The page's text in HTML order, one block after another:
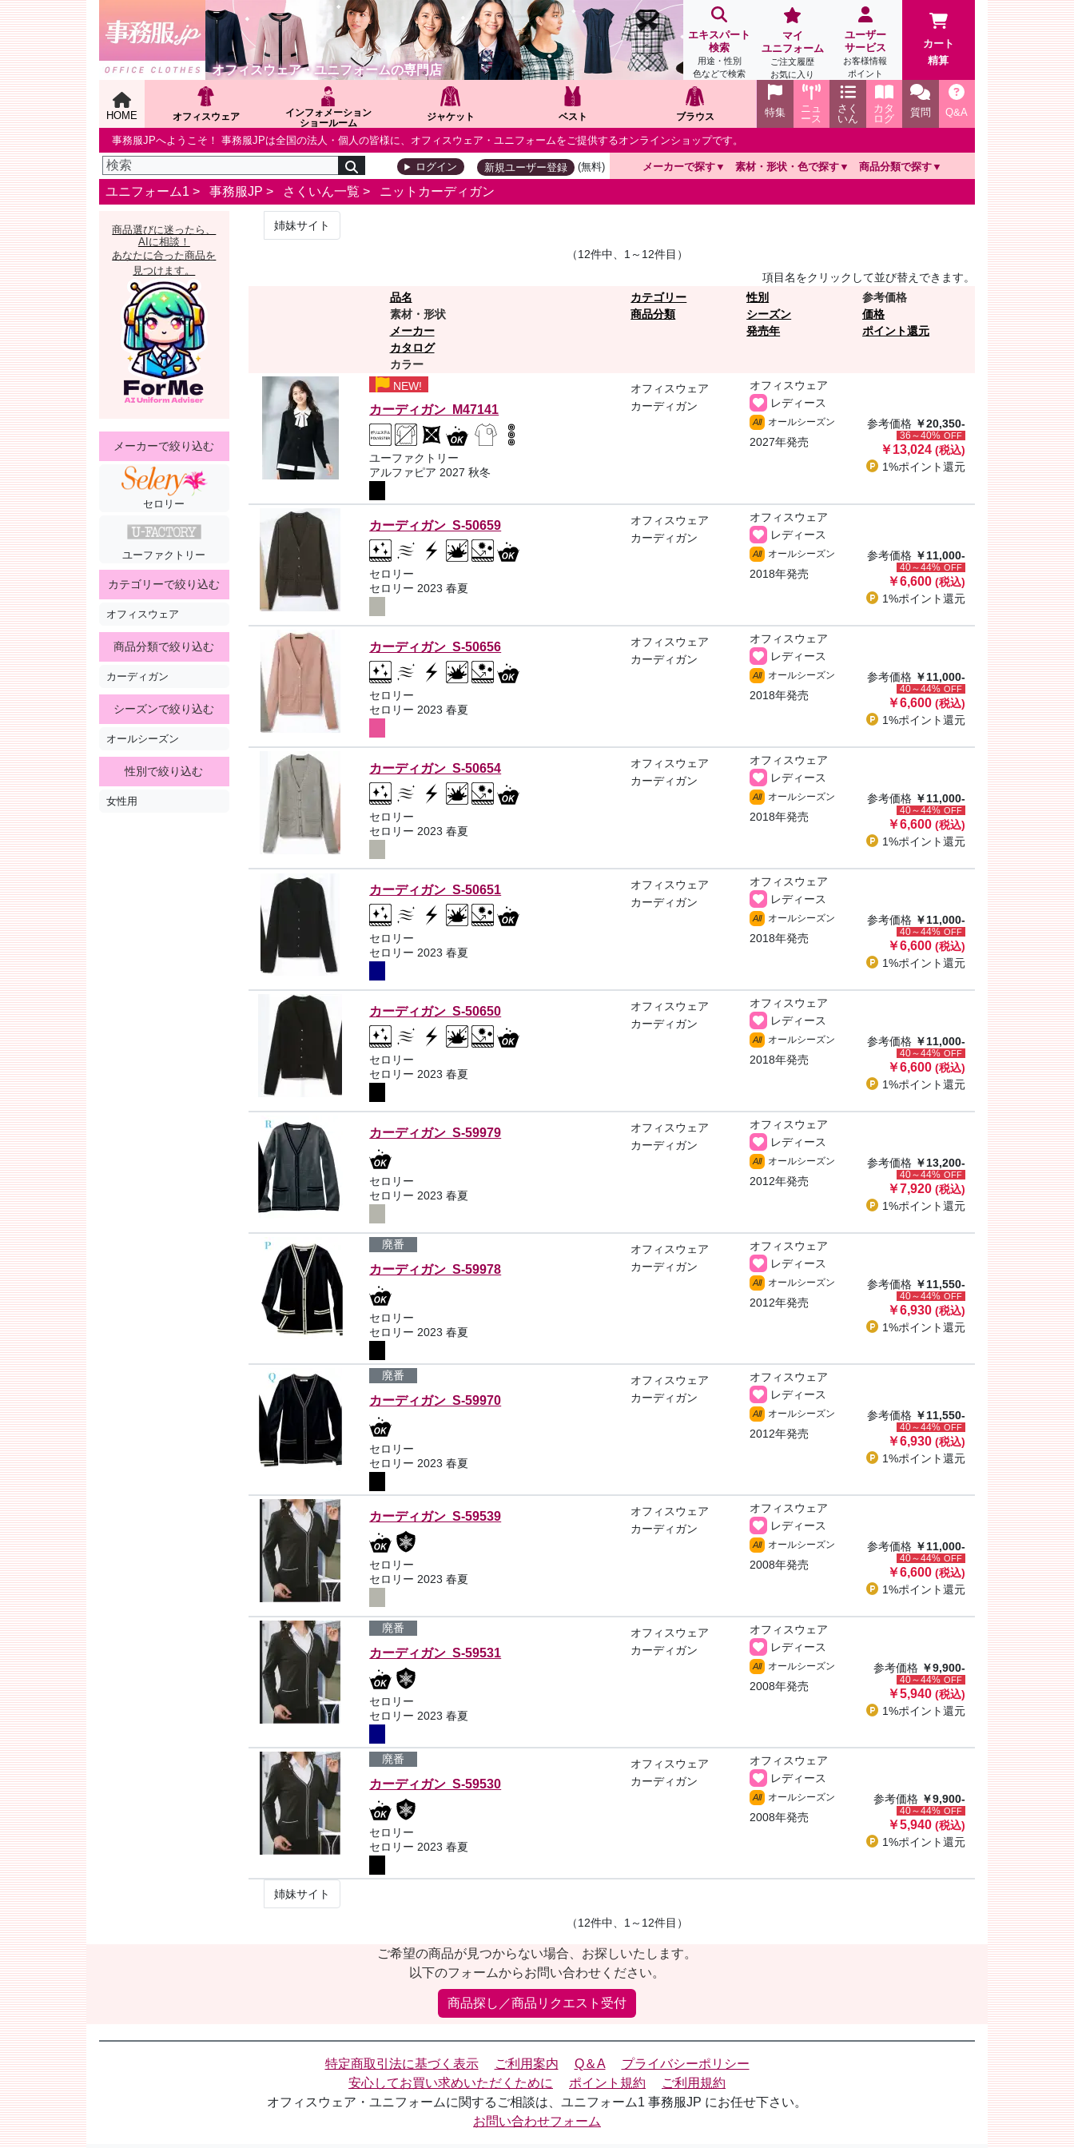
オフィスウェア・ユニフォームの専門店
エキスパート
検索
用途・性別
色などで検索
マイ
ユニフォーム
ご注文履歴
お気に入り
ユーザー
サービス
お客様情報
ポイント
カート
精算
HOME オフィスウェア
インフォメーション
ショールーム
ジャケット ベスト ブラウス Q&A
質問
カタ
ログ
さく
いん
ニュ
ース
特集
事務服JPへようこそ！ 事務服JPは全国の法人・個人の皆様に、オフィスウェア・ユニフォームをご提供するオンラインショップです。
ログイン 新規ユーザー登録 (無料) メーカーで探す 素材・形状・色で探す 商品分類で探す
ユニフォーム1 > 事務服JP > さくいん一覧 > ニットカーディガン
商品選びに迷ったら、
AIに相談！
あなたに合った商品を
見つけます。
メーカーで絞り込む
セロリー
ユーファクトリー
カテゴリーで絞り込む
オフィスウェア
商品分類で絞り込む
カーディガン
シーズンで絞り込む
オールシーズン
性別で絞り込む
女性用
姉妹サイト
（12件中、1～12件目）
項目名をクリックして並び替えできます。
品名
素材・形状
メーカー
カタログ
カラー
カテゴリー
商品分類
性別
シーズン
発売年
参考価格
価格
ポイント還元
NEW!
カーディガン M47141
ユーファクトリー
アルファピア 2027 秋冬
オフィスウェア
カーディガン
オフィスウェア
レディース
All オールシーズン
2027年発売
参考価格 ￥20,350-
36～40% OFF
￥13,024 (税込)
1%ポイント還元
カーディガン S-50659
セロリー
セロリー 2023 春夏
オフィスウェア
カーディガン
オフィスウェア
レディース
All オールシーズン
2018年発売
参考価格 ￥11,000-
40～44% OFF
￥6,600 (税込)
1%ポイント還元
カーディガン S-50656
セロリー
セロリー 2023 春夏
オフィスウェア
カーディガン
オフィスウェア
レディース
All オールシーズン
2018年発売
参考価格 ￥11,000-
40～44% OFF
￥6,600 (税込)
1%ポイント還元
カーディガン S-50654
セロリー
セロリー 2023 春夏
オフィスウェア
カーディガン
オフィスウェア
レディース
All オールシーズン
2018年発売
参考価格 ￥11,000-
40～44% OFF
￥6,600 (税込)
1%ポイント還元
カーディガン S-50651
セロリー
セロリー 2023 春夏
オフィスウェア
カーディガン
オフィスウェア
レディース
All オールシーズン
2018年発売
参考価格 ￥11,000-
40～44% OFF
￥6,600 (税込)
1%ポイント還元
カーディガン S-50650
セロリー
セロリー 2023 春夏
オフィスウェア
カーディガン
オフィスウェア
レディース
All オールシーズン
2018年発売
参考価格 ￥11,000-
40～44% OFF
￥6,600 (税込)
1%ポイント還元
カーディガン S-59979
セロリー
セロリー 2023 春夏
オフィスウェア
カーディガン
オフィスウェア
レディース
All オールシーズン
2012年発売
参考価格 ￥13,200-
40～44% OFF
￥7,920 (税込)
1%ポイント還元
廃番
カーディガン S-59978
セロリー
セロリー 2023 春夏
オフィスウェア
カーディガン
オフィスウェア
レディース
All オールシーズン
2012年発売
参考価格 ￥11,550-
40～44% OFF
￥6,930 (税込)
1%ポイント還元
廃番
カーディガン S-59970
セロリー
セロリー 2023 春夏
オフィスウェア
カーディガン
オフィスウェア
レディース
All オールシーズン
2012年発売
参考価格 ￥11,550-
40～44% OFF
￥6,930 (税込)
1%ポイント還元
カーディガン S-59539
セロリー
セロリー 2023 春夏
オフィスウェア
カーディガン
オフィスウェア
レディース
All オールシーズン
2008年発売
参考価格 ￥11,000-
40～44% OFF
￥6,600 (税込)
1%ポイント還元
廃番
カーディガン S-59531
セロリー
セロリー 2023 春夏
オフィスウェア
カーディガン
オフィスウェア
レディース
All オールシーズン
2008年発売
参考価格 ￥9,900-
40～44% OFF
￥5,940 (税込)
1%ポイント還元
廃番
カーディガン S-59530
セロリー
セロリー 2023 春夏
オフィスウェア
カーディガン
オフィスウェア
レディース
All オールシーズン
2008年発売
参考価格 ￥9,900-
40～44% OFF
￥5,940 (税込)
1%ポイント還元
姉妹サイト
（12件中、1～12件目）
ご希望の商品が見つからない場合、お探しいたします。
以下のフォームからお問い合わせください。
商品探し／商品リクエスト受付
特定商取引法に基づく表示 ご利用案内 Q＆A
プライバシーポリシー
安心してお買い求めいただくために
ポイント規約
ご利用規約
オフィスウェア・ユニフォームに関するご相談は、ユニフォーム1 事務服JP にお任せ下さい。
お問い合わせフォーム